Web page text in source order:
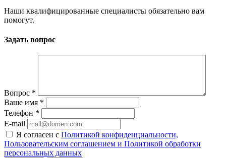
Наши квалифицированные специалисты обязательно вам
помогут.
Задать вопрос
Вопрос *
Ваше имя *
Телефон *
E-mail
Я согласен с Политикой конфиденциальности,
Пользовательским соглашением и Политикой обработки
персональных данных